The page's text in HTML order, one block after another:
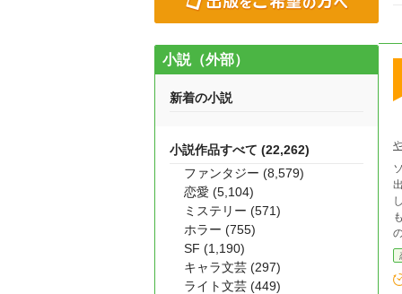
も
小説（外部）
新着の小説
小説作品すべて (22,262)
ファンタジー (8,579)
恋愛 (5,104)
ミステリー (571)
ホラー (755)
SF (1,190)
キャラ文芸 (297)
ライト文芸 (449)